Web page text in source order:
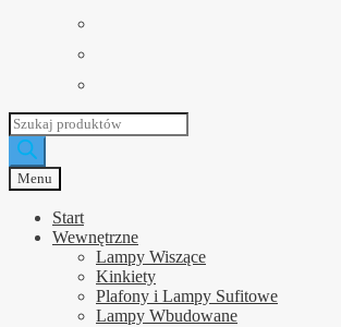
Wyszukiwarka
produktów
Menu
Start
Wewnętrzne
Lampy Wiszące
Kinkiety
Plafony i Lampy Sufitowe
Lampy Wbudowane